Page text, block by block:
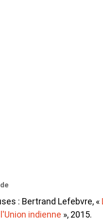
: Bertrand Lefebvre, «
indienne », 2015.